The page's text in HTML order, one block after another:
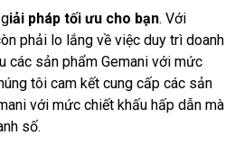
iải pháp tối ưu cho bạn. Với
phải lo lắng về việc duy trì doanh
các sản phẩm Gemani với mức
tôi cam kết cung cấp các sản
với mức chiết khấu hấp dẫn mà
số.